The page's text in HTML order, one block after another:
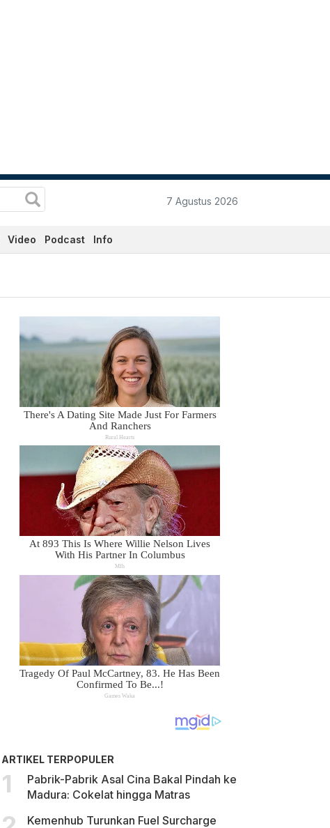
7 Agustus 2026
Video Podcast Info
ARTIKEL TERPOPULER
Pabrik-Pabrik Asal Cina Bakal Pindah ke
Madura: Cokelat hingga Matras
Kemenhub Turunkan Fuel Surcharge